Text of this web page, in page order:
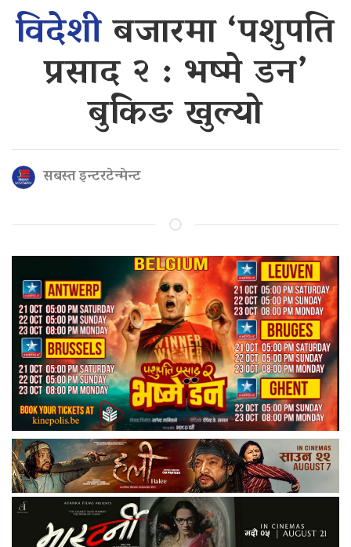
विदेशीबजारमा ‘पशुपति
प्रसाद २ : भष्मे डन’
बुकिङ खुल्यो
सबस्त इन्टरटेन्मेन्ट